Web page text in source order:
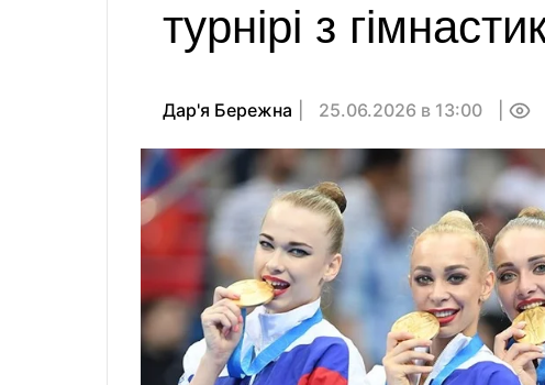
турнірі з
Дар'я Бережна 25.06.2026 в 13:00